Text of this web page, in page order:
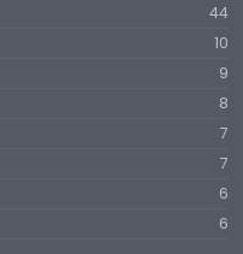
44
10
9
8
7
7
6
6